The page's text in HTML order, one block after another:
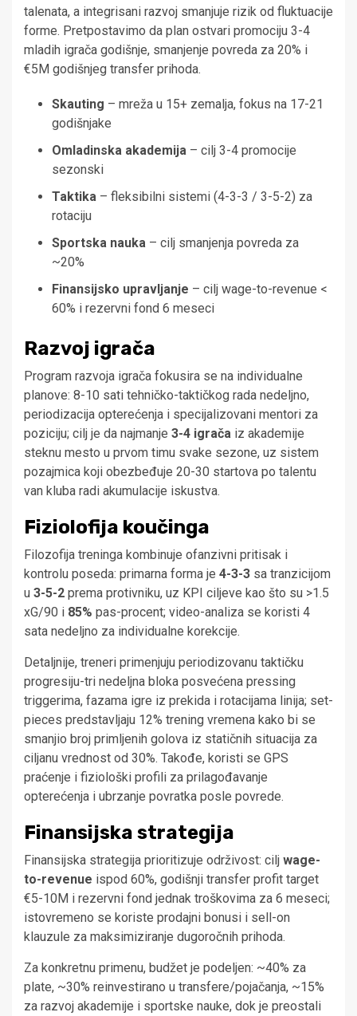
talenata, a integrisani razvoj smanjuje rizik od fluktuacije
forme. Pretpostavimo da plan ostvari promociju 3-4
mladih igrača godišnje, smanjenje povreda za 20% i
€5M godišnjeg transfer prihoda.
Skauting – mreža u 15+ zemalja, fokus na 17-21
godišnjake
Omladinska akademija – cilj 3-4 promocije
sezonski
Taktika – fleksibilni sistemi (4-3-3 / 3-5-2) za
rotaciju
Sportska nauka – cilj smanjenja povreda za
~20%
Finansijsko upravljanje – cilj wage-to-revenue <
60% i rezervni fond 6 meseci
Razvoj igrača
Program razvoja igrača fokusira se na individualne
planove: 8-10 sati tehničko-taktičkog rada nedeljno,
periodizacija opterećenja i specijalizovani mentori za
poziciju; cilj je da najmanje 3-4 igrača iz akademije
steknu mesto u prvom timu svake sezone, uz sistem
pozajmica koji obezbeđuje 20-30 startova po talentu
van kluba radi akumulacije iskustva.
Fiziolofija koučinga
Filozofija treninga kombinuje ofanzivni pritisak i
kontrolu poseda: primarna forma je 4-3-3 sa tranzicijom
u 3-5-2 prema protivniku, uz KPI ciljeve kao što su >1.5
xG/90 i 85% pas-procent; video-analiza se koristi 4
sata nedeljno za individualne korekcije.
Detaljnije, treneri primenjuju periodizovanu taktičku
progresiju-tri nedeljna bloka posvećena pressing
triggerima, fazama igre iz prekida i rotacijama linija; set-
pieces predstavljaju 12% trening vremena kako bi se
smanjio broj primljenih golova iz statičnih situacija za
ciljanu vrednost od 30%. Takođe, koristi se GPS
praćenje i fiziološki profili za prilagođavanje
opterećenja i ubrzanje povratka posle povrede.
Finansijska strategija
Finansijska strategija prioritizuje održivost: cilj wage-
to-revenue ispod 60%, godišnji transfer profit target
€5-10M i rezervni fond jednak troškovima za 6 meseci;
istovremeno se koriste prodajni bonusi i sell-on
klauzule za maksimiziranje dugoročnih prihoda.
Za konkretnu primenu, budžet je podeljen: ~40% za
plate, ~30% reinvestirano u transfere/pojačanja, ~15%
za razvoj akademije i sportske nauke, dok je preostali